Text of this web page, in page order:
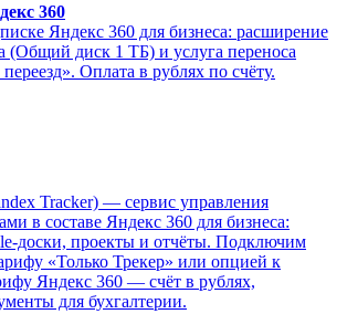
360
Яндекс 360 для бизнеса: расширение
(Общий диск 1 ТБ) и услуга переноса
Оплата в рублях по счёту.
Tracker) — сервис управления
в составе Яндекс 360 для бизнеса:
доски, проекты и отчёты. Подключим
«Только Трекер» или опцией к
Яндекс 360 — счёт в рублях,
для бухгалтерии.